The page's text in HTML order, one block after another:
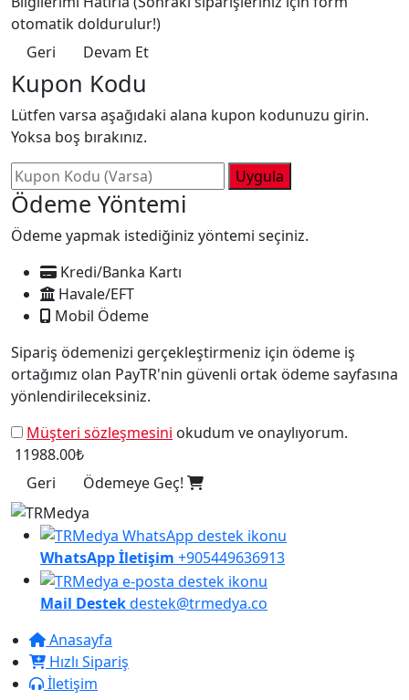
otomatik doldurulur!)
Geri
Devam Et
Kupon Kodu
Lütfen varsa aşağıdaki alana kupon kodunuzu girin.
Yoksa boş bırakınız.
Uygula
Ödeme Yöntemi
Ödeme yapmak istediğiniz yöntemi seçiniz.
Kredi/Banka Kartı
Havale/EFT
Mobil Ödeme
Sipariş ödemenizi gerçekleştirmeniz için ödeme iş
ortağımız olan PayTR'nin güvenli ortak ödeme sayfasına
yönlendirileceksiniz.
Müşteri sözleşmesini okudum ve onaylıyorum.
11988.00₺
Geri
Ödemeye Geç!
WhatsApp İletişim +905449636913
Mail Destekdestek@trmedya.co
Anasayfa
Hızlı Sipariş
İletişim